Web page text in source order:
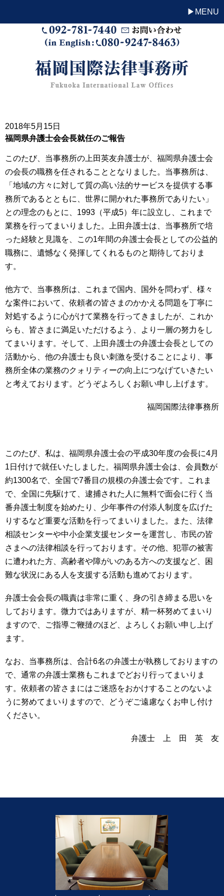
MENU
2018年5月15日
福岡県弁護士会会長就任のご報告
このたび、当事務所の上田英友弁護士が、福岡県弁護士会
の会長の職務を任されることとなりました。当事務所は、
「地域の方々に対して質の高い法的サービスを提供する事
務所であるとともに、世界に開かれた事務所でありたい」
との理念のもとに、1993（平成5）年に設立し、これまで
業務を行ってまいりました。上田弁護士は、当事務所で培
った経験と見識を、この1年間の弁護士会長としての公益的
職務に、遺憾なく発揮してくれるものと期待しておりま
す。
他方で、当事務所は、これまで国内、国外を問わず、様々
な案件において、依頼者の皆さまのかかえる問題を丁寧に
対処するように心がけて業務を行ってきましたが、これか
らも、皆さまに満足いただけるよう、より一層の努力をし
てまいります。そして、上田弁護士の弁護士会長としての
活動から、他の弁護士も良い刺激を受けることにより、事
務所全体の業務のクォリティーの向上につなげていきたい
と考えております。どうぞよろしくお願い申し上げます。
福岡国際法律事務所
このたび、私は、福岡県弁護士会の平成30年度の会長に4月
1日付けで就任いたしました。福岡県弁護士会は、会員数が
約1300名で、全国で7番目の規模の弁護士会です。これま
で、全国に先駆けて、逮捕された人に無料で面会に行く当
番弁護士制度を始めたり、少年事件の付添人制度を広げた
りするなど重要な活動を行ってまいりました。また、法律
相談センターや中小企業支援センターを運営し、市民の皆
さまへの法律相談を行っております。その他、犯罪の被害
に遭われた方、高齢者や障がいのある方への支援など、困
難な状況にある人を支援する活動も進めております。
弁護士会会長の職責は非常に重く、身の引き締まる思いを
しております。微力ではありますが、精一杯努めてまいり
ますので、ご指導ご鞭撻のほど、よろしくお願い申し上げ
ます。
なお、当事務所は、合計6名の弁護士が執務しておりますの
で、通常の弁護士業務もこれまでどおり行ってまいりま
す。依頼者の皆さまにはご迷惑をおかけすることのないよ
うに努めてまいりますので、どうぞご遠慮なくお申し付け
ください。
弁護士 上 田 英 友